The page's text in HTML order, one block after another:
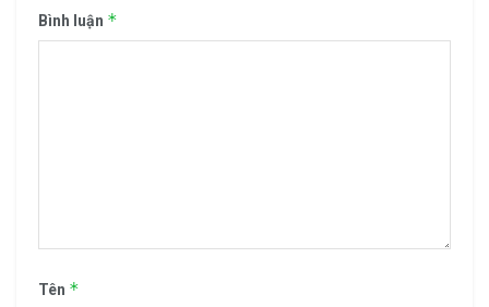
Bình luận *
Tên *